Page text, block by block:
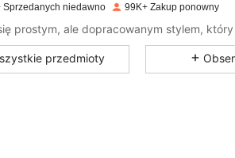
4,77
Sprzedanych niedawno 99K+ Zakup ponowny
przedmioty